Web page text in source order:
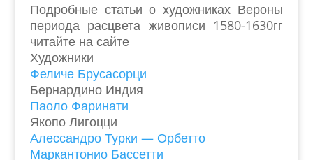
Подробные статьи о художниках Вероны
периода расцвета живописи 1580-1630гг
читайте на сайте
Художники
Феличе Брусасорци
Бернардино Индия
Паоло Фаринати
Якопо Лигоцци
Алессандро Турки — Орбетто
Маркантонио Бассетти